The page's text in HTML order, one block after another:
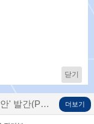
닫기
파일 포함) 더보기